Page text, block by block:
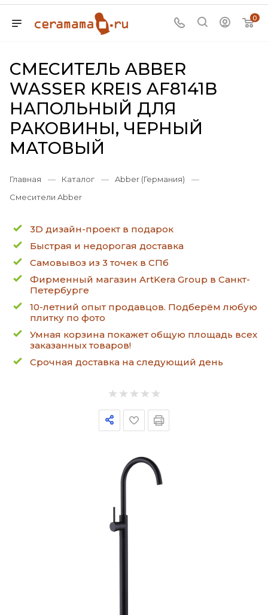
0
СМЕСИТЕЛЬ ABBER
WASSER KREIS AF8141B
НАПОЛЬНЫЙ ДЛЯ
РАКОВИНЫ, ЧЕРНЫЙ
МАТОВЫЙ
Главная — Каталог — Abber (Германия)
—
Смесители Abber
3D дизайн-проект в подарок
Быстрая и недорогая доставка
Самовывоз из 3 точек в СПб
Фирменный магазин ArtKera Group в Санкт-
Петербурге
10-летний опыт продавцов. Подберём любую
плитку по фото
Умная корзина покажет общую площадь всех
заказанных товаров!
Срочная доставка на следующий день